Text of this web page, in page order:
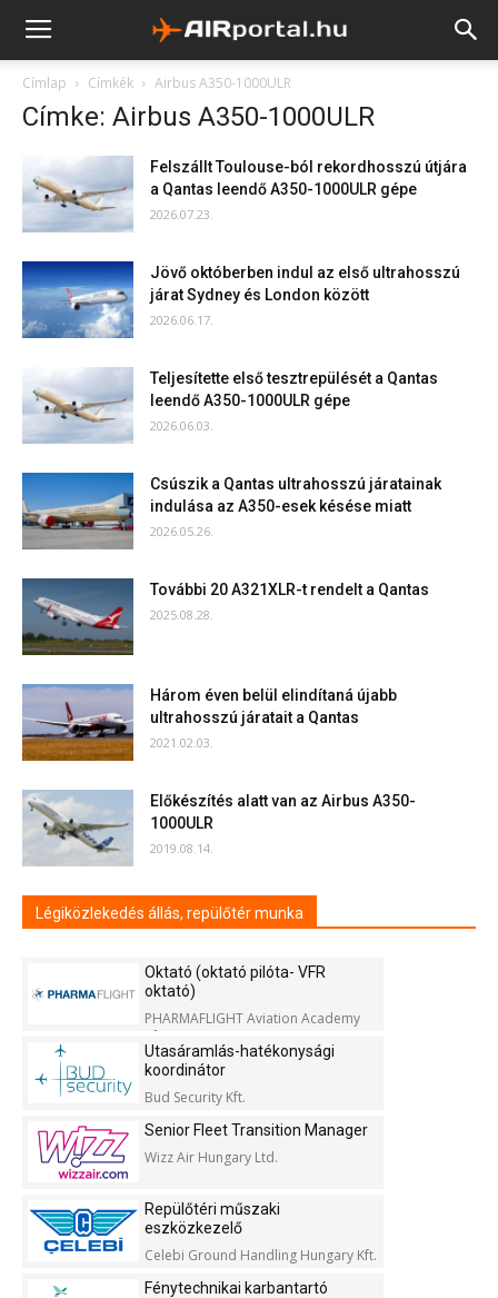
Címlap Címkék Airbus A350-1000ULR
Címke: Airbus A350-1000ULR
Felszállt Toulouse-ból rekordhosszú útjára
a Qantas leendő A350-1000ULR gépe
2026.07.23.
Jövő októberben indul az első ultrahosszú
járat Sydney és London között
2026.06.17.
Teljesítette első tesztrepülését a Qantas
leendő A350-1000ULR gépe
2026.06.03.
Csúszik a Qantas ultrahosszú járatainak
indulása az A350-esek késése miatt
2026.05.26.
További 20 A321XLR-t rendelt a Qantas
2025.08.28.
Három éven belül elindítaná újabb
ultrahosszú járatait a Qantas
2021.02.03.
Előkészítés alatt van az Airbus A350-
1000ULR
2019.08.14.
Légiközlekedés állás, repülőtér munka
Oktató (oktató pilóta- VFR
oktató)
PHARMAFLIGHT Aviation Academy
Kft.
Utasáramlás-hatékonysági
koordinátor
Bud Security Kft.
Senior Fleet Transition Manager
Wizz Air Hungary Ltd.
Repülőtéri műszaki
eszközkezelő
Celebi Ground Handling Hungary Kft.
Fénytechnikai karbantartó